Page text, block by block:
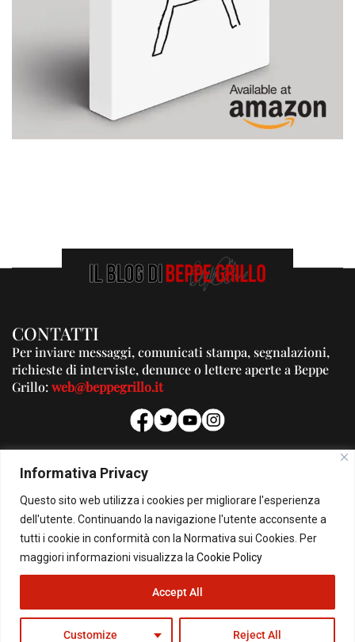
Informativa Privacy
Questo sito web utilizza i cookies per migliorare l'esperienza
dell'utente. Continuando la navigazione l'utente acconsente a
tutti i cookie in conformità con la Normativa sui Cookies. Per
maggiori informazioni visualizza la Cookie Policy
Customize Reject All
Accept All
CONTATTI
Per inviare messaggi, comunicati stampa, segnalazioni,
richieste di interviste, denunce o lettere aperte a Beppe
Grillo:web@beppegrillo.it
PUBBLICITA'
Per la tua pubblicità su questo Blog:
pubblicita@beppegrillo.it
© Copyright 2026 - Il Blog di Beppe Grillo. All Rights Reserved - Powered by
happygrafic.com